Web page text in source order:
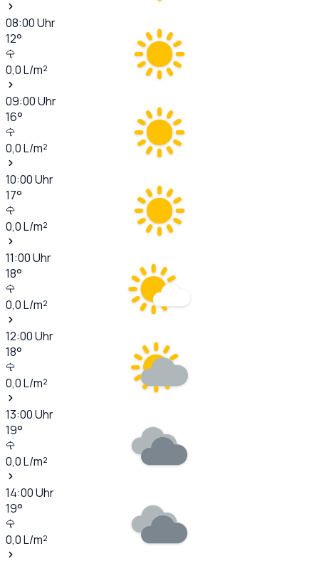
08:00Uhr
12°
0,0L/m²
09:00Uhr
16°
0,0L/m²
10:00Uhr
17°
0,0L/m²
11:00Uhr
18°
0,0L/m²
12:00Uhr
18°
0,0L/m²
13:00Uhr
19°
0,0L/m²
14:00Uhr
19°
0,0L/m²